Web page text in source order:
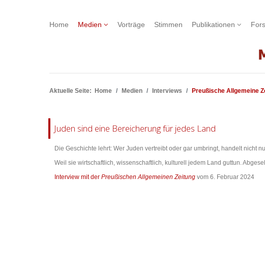
Home Medien Vorträge Stimmen Publikationen
Aktuelle Seite: Home Medien Interviews Preußische Allgemeine
Juden sind eine Bereicherung für jedes Land
Die Geschichte lehrt: Wer Juden vertreibt oder gar umbringt, handelt nicht
Weil sie wirtschaftlich, wissenschaftlich, kulturell jedem Land guttun.
Interview mit der Preußischen Allgemeinen Zeitung vom 6. Februar 2024